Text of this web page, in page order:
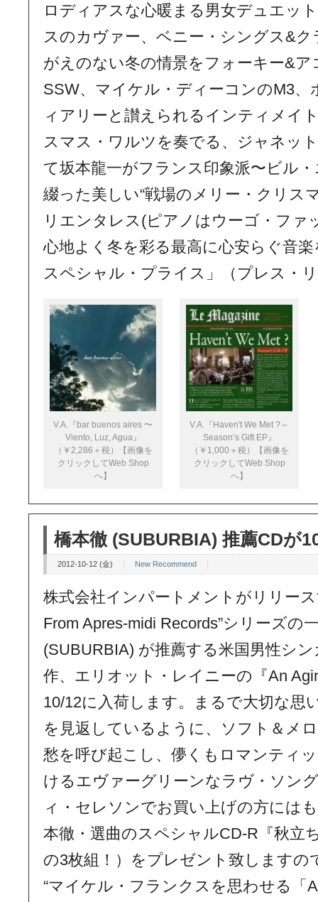
ロディアスな心暖まる男女デュエッ
スのカヴァー、ベニー・シングス&
がえのない冬の情景をフォーキー&
SSW、マイケル・ディーコンのM3
ィアリーと讃えられるインティメイ
スマス・ワルツを奏でる、ジャネッ
て坂本龍一がフランス印象派〜ビル
綴った美しい“戦場のメリー・クリス
リエンタレス(ピアノはウーゴ・ファ
心地よく冬を彩る最高に心安らぐ音
スペシャル・プライス」（プレス・
V.A.『bar buenos aires 〜
Viento, Luz, Agua』
（￥2,286＋税）【画像を
クリックしてWeb Shop
へ】
V.A.『Haven't We Met ?～
Season’s Gift EP』
（￥1,000＋税）【画像を
クリックしてWeb Shop
へ】
橋本徹 (SUBURBIA) 推薦CDが
2012-10-12 (金) New Recommend
株式会社インパートメントがリリー
From Apres-midi Records”シリーズの
(SUBURBIA) が推薦する米国男性シ
作、エリオット・レイニーの『An
10/12に入荷します。まるで大切な思
を見返しているように、ソフト＆メ
愁を呼び起こし、儚くもロマンティ
けるエヴァーグリーンなラヴ・ソン
ィ・セレソンでお買い上げの方には
本徹・選曲のスペシャルCD-R『秋立
の3枚組！）をプレゼント致しますの
“マイケル・フランクスを思わせる「